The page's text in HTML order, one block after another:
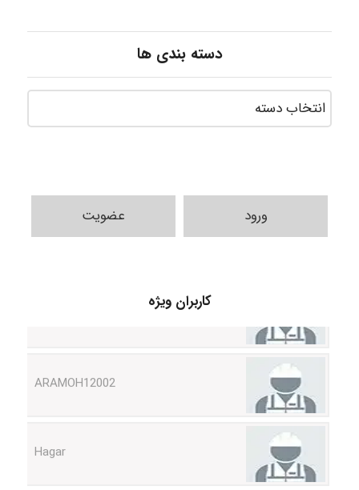
دسته بندی ها
ورود عضویت
کاربران ویژه